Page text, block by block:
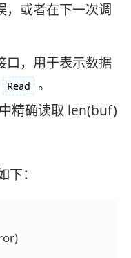
或者在下一次调
口，用于表示数据
Read 。
精确读取 len(buf)
：